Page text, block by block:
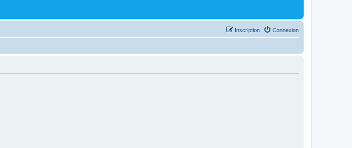
Connexion
Inscription